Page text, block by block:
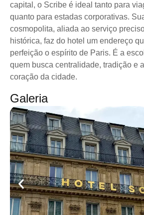
capital, o Scribe é ideal tanto para
quanto para estadas corporativas.
cosmopolita, aliada ao serviço
histórica, faz do hotel um endereço
perfeição o espírito de Paris. É a
quem busca centralidade, tradição e
coração da cidade.
Galeria